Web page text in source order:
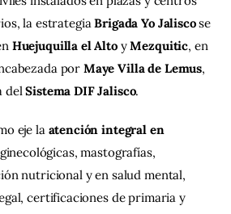
la estrategia Brigada Yo Jalisco se
Huejuquilla el Alto y Mezquitic, en
por Maye Villa de Lemus,
del Sistema DIF Jalisco.
eje la atención integral en
mastografías,
nutricional y en salud mental,
certificaciones de primaria y